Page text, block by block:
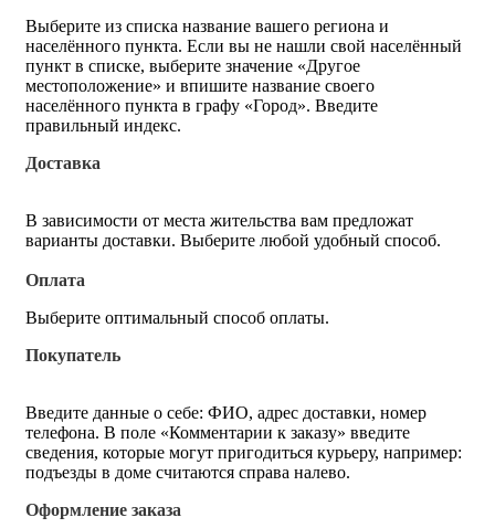
Выберите из списка название вашего региона и
населённого пункта. Если вы не нашли свой населённый
пункт в списке, выберите значение «Другое
местоположение» и впишите название своего
населённого пункта в графу «Город». Введите
правильный индекс.
Доставка
В зависимости от места жительства вам предложат
варианты доставки. Выберите любой удобный способ.
Оплата
Выберите оптимальный способ оплаты.
Покупатель
Введите данные о себе: ФИО, адрес доставки, номер
телефона. В поле «Комментарии к заказу» введите
сведения, которые могут пригодиться курьеру, например:
подъезды в доме считаются справа налево.
Оформление заказа